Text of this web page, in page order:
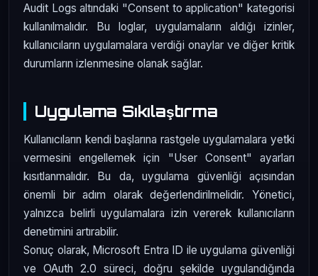
Audit Logs altındaki "Consent to application" kategorisi
kullanılmalıdır. Bu loglar, uygulamaların aldığı izinler,
kullanıcıların uygulamalara verdiği onaylar ve diğer kritik
durumların izlenmesine olanak sağlar.
Uygulama Sıkılaştırma
Kullanıcıların kendi başlarına rastgele uygulamalara yetki
vermesini engellemek için "User Consent" ayarları
kısıtlanmalıdır. Bu da, uygulama güvenliği açısından
önemli bir adım olarak değerlendirilmelidir. Yönetici,
yalnızca belirli uygulamalara izin vererek kullanıcıların
denetimini artırabilir.
Sonuç olarak, Microsoft Entra ID ile uygulama güvenliği
ve OAuth 2.0 süreci, doğru şekilde uygulandığında